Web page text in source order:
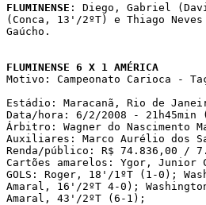
FLUMINENSE : Diego, Gabriel
(Conca, 13'/2ºT) e Thiago
Gaúcho.
FLUMINENSE 6 X 1 AMÉRICA
Motivo: Campeonato Carioca -
Estádio: Maracanã, Rio de
Data/hora: 6/2/2008 -
Árbitro: Wagner do Nascimento
Auxiliares: Marco Aurélio dos
Renda/público: R$ 74.836,00 /
Cartões amarelos: Ygor, Junior
GOLS: Roger, 18'/1ºT (1-0);
Amaral, 16'/2ºT 4-0);
Amaral, 43'/2ºT (6-1);